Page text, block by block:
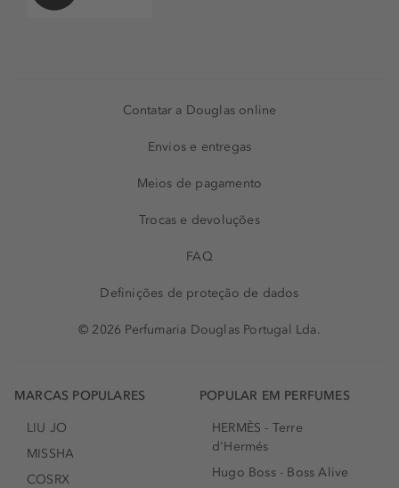
Contatar a Douglas online
Envios e entregas
Meios de pagamento
Trocas e devoluções
FAQ
Definições de proteção de dados
© 2026 Perfumaria Douglas Portugal Lda.
MARCAS POPULARES
LIU JO
MISSHA
COSRX
POPULAR EM PERFUMES
HERMÈS - Terre
d'Hermés
Hugo Boss - Boss Alive